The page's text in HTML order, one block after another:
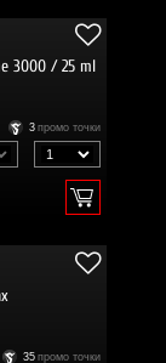
3000 / 25 ml
3 промо точки
35 промо точки